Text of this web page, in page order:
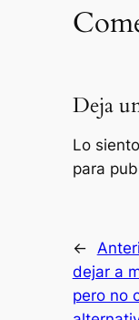
Deja
Lo
para
←
dejar a
pero no